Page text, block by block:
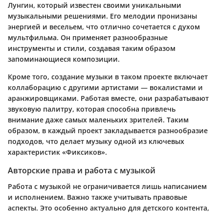
Лунгин, который известен своими уникальными
музыкальными решениями. Его мелодии пронизаны
энергией и весельем, что отлично сочетается с духом
мультфильма. Он применяет разнообразные
инструменты и стили, создавая таким образом
запоминающиеся композиции.
Кроме того, создание музыки в таком проекте включает
коллаборацию с другими артистами — вокалистами и
аранжировщиками. Работая вместе, они разрабатывают
звуковую палитру, которая способна привлечь
внимание даже самых маленьких зрителей. Таким
образом, в каждый проект закладывается разнообразие
подходов, что делает музыку одной из ключевых
характеристик «Фиксиков».
Авторские права и работа с музыкой
Работа с музыкой не ограничивается лишь написанием
и исполнением. Важно также учитывать правовые
аспекты. Это особенно актуально для детского контента,